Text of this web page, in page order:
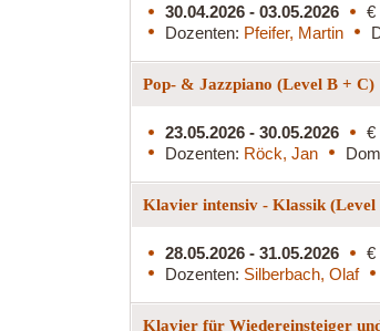
30.04.2026 - 03.05.2026
€
Dozenten: Pfeifer, Martin
Pop- & Jazzpiano (Level B + C)
23.05.2026 - 30.05.2026
€
Dozenten: Röck, Jan
Klavier intensiv - Klassik (Level
28.05.2026 - 31.05.2026
€
Dozenten: Silberbach, Olaf
Klavier für Wiedereinsteiger